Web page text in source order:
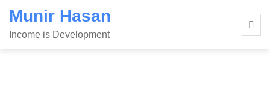
SkipMunir Hasan
Income is Development